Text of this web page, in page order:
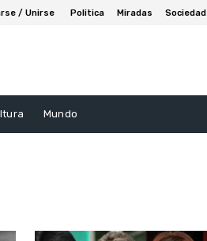
/ Unirse Politica Miradas Sociedad
Mundo